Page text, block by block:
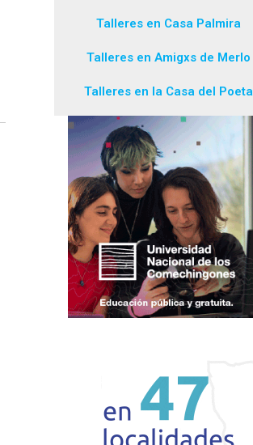
Talleres en Casa Palmira
Talleres en Amigxs de Merlo
Talleres en la Casa del Poeta